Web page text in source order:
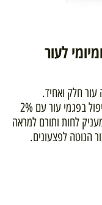
לעור
עור חלק ואחיד.
הטיפול היומי בעל הפעולה הכפולה: לחות וטיפול בפגמי עור עם 2%
לחות ותורם למראה
הנוטה לפצעונים.